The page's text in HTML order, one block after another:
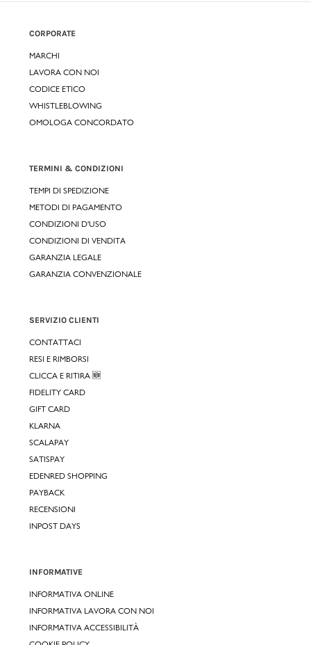
CORPORATE
MARCHI
LAVORA CON NOI
CODICE ETICO
WHISTLEBLOWING
OMOLOGA CONCORDATO
TERMINI & CONDIZIONI
TEMPI DI SPEDIZIONE
METODI DI PAGAMENTO
CONDIZIONI D'USO
CONDIZIONI DI VENDITA
GARANZIA LEGALE
GARANZIA CONVENZIONALE
SERVIZIO CLIENTI
CONTATTACI
RESI E RIMBORSI
CLICCA E RITIRA 🆕
FIDELITY CARD
GIFT CARD
KLARNA
SCALAPAY
SATISPAY
EDENRED SHOPPING
PAYBACK
RECENSIONI
INPOST DAYS
INFORMATIVE
INFORMATIVA ONLINE
INFORMATIVA LAVORA CON NOI
INFORMATIVA ACCESSIBILITÀ